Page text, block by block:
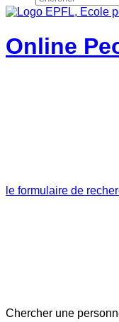
Online
le formulaire de
Chercher une